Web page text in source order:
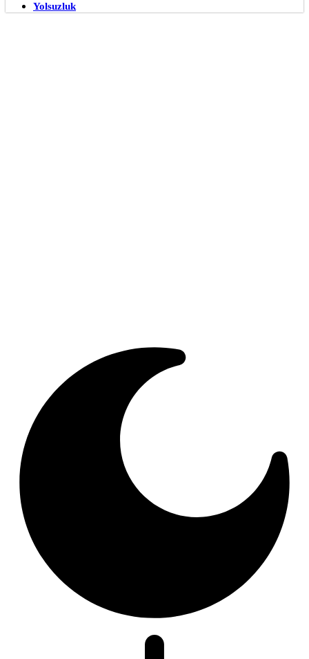
Yolsuzluk